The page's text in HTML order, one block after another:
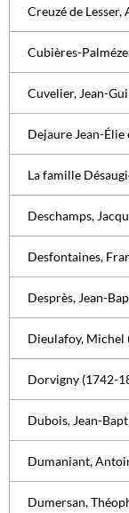
Creuzé de Lesser,
Cubières-
Cuvelier, Jean-
Dejaure Jean-Élie
La famille
Deschamps,
Desfontaines,
Desprès, Jean-
Dieulafoy, Michel
Dorvigny (1742-
Dubois, Jean-
Dumaniant,
Dumersan,